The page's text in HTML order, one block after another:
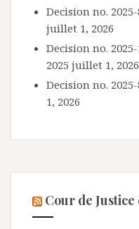
Decision no. 2025-
juillet 1, 2026
Decision no.
2025 juillet 1, 2026
Decision no. 2025-
1, 2026
Cour de